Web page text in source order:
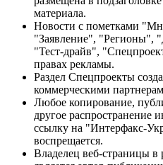
материала.
Новости с пометками
"Заявление", "Регионы",
"Тест-драйв",
правах рекламы.
Раздел Спецпроекты
коммерческими
Любое копирование,
другое распространение
ссылку на "Интерфакс-
воспрещается.
Владелец веб-страницы в